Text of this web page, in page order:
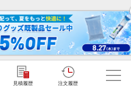
見積履歴 注文履歴